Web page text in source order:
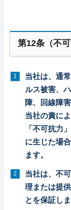
第12条（不可
当社は、通
ルス被害、
障、回線障
当社の責に
「不可抗力
に生じた場
ます。
当社は、不
理または提
とを保証しま